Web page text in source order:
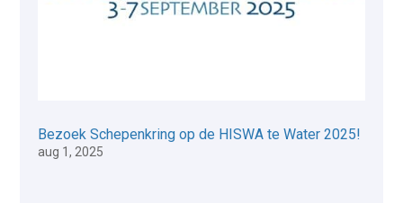
Bezoek Schepenkring op de HISWA te Water 2025!
aug 1, 2025